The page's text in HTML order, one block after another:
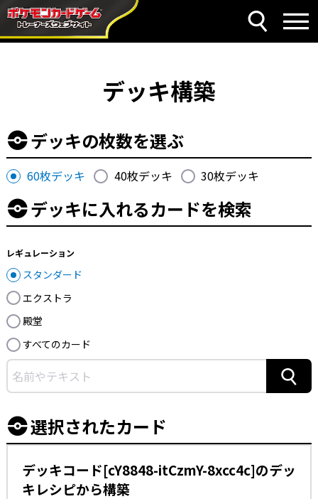
デッキ構築
デッキの枚数を選ぶ
60枚デッキ 40枚デッキ 30枚デッキ
デッキに入れるカードを検索
レギュレーション
スタンダード
エクストラ
殿堂
すべてのカード
選択されたカード
デッキコード[cY8848-itCzmY-8xcc4c]のデッ
キレシピから構築